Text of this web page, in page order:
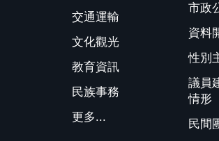
交通運輸
文化觀光
教育資訊
民族事務
更多...
市政
資料
性別
議員
情形
民間